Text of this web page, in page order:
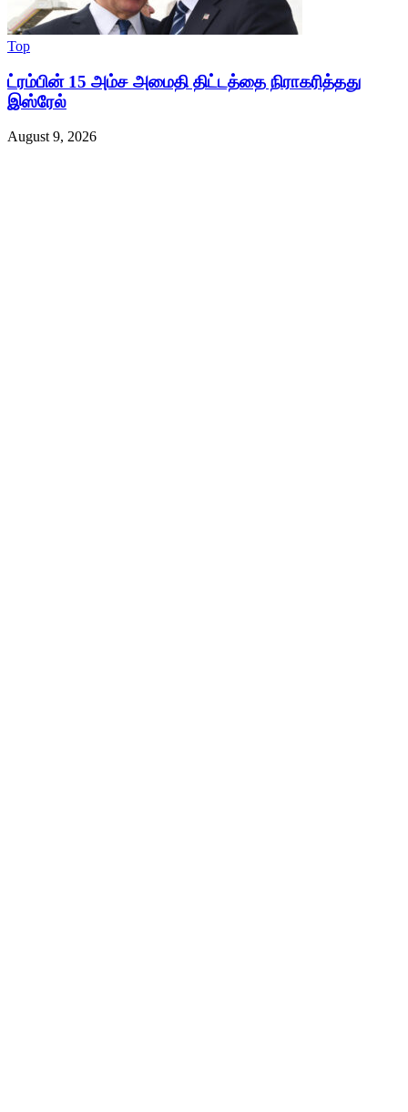
Top
ட்ரம்பின் 15 அம்ச அமைதி திட்டத்தை நிராகரித்தது
இஸ்ரேல்
August 9, 2026